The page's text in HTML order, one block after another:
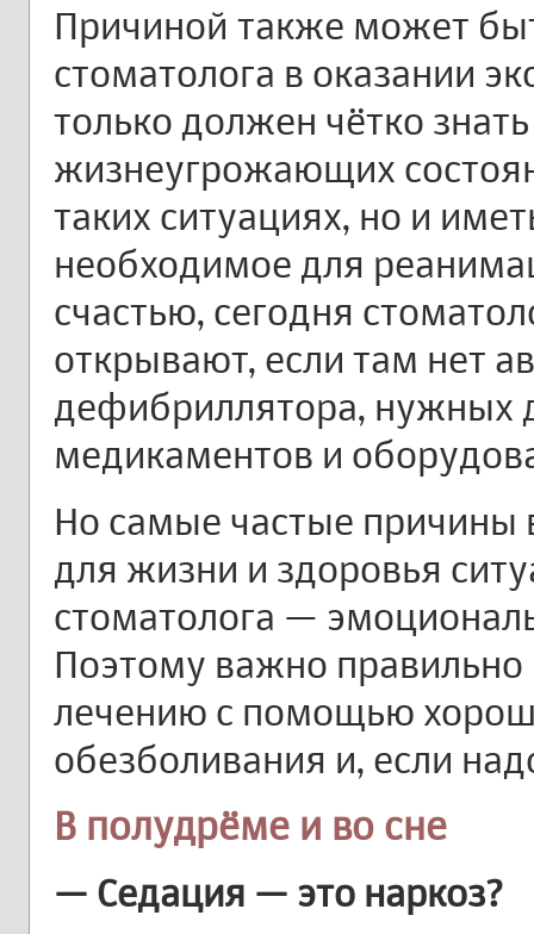
Причиной также может
стоматолога в оказании
только должен чётко
жизнеугрожающих
таких ситуациях, но и
необходимое для
счастью, сегодня
открывают, если там нет
дефибриллятора, нужных
медикаментов и
Но самые частые причины
для жизни и здоровья
стоматолога —
Поэтому важно правильно
лечению с помощью
обезболивания и, если
В полудрёме и во сне
— Седация — это наркоз?